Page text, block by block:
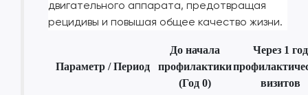
двигательного аппарата, предотвращая
рецидивы и повышая общее качество жизни.
Параметр / Период
До начала
профилактики
(Год 0)
Через 1 год
визитов